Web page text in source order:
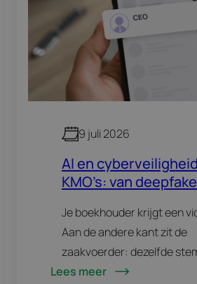
9 juli 2026
AI en
KMO’s: van
Je boekhouder krijgt een
Aan de andere kant zit de
zaakvoerder: dezelfde
gezicht, dezelfde ietwat
Lees meer